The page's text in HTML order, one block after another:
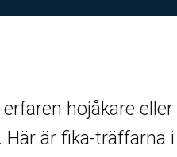
hojåkare eller
är fika-träffarna i